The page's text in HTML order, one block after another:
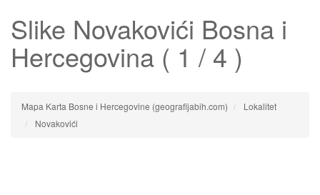
Slike Novakovići Bosna i
Hercegovina ( 1 / 4 )
Mapa Karta Bosne i Hercegovine (geografijabih.com)
Lokalitet
Novakovići